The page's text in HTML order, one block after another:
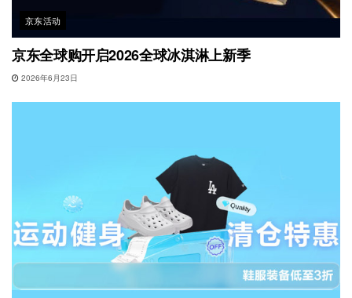
京东活动
京东全球购开启2026全球冰淇淋上新季
2026年6月23日